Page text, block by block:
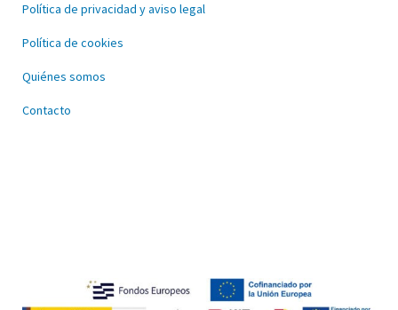
Política de privacidad y aviso legal
Política de cookies
Quiénes somos
Contacto